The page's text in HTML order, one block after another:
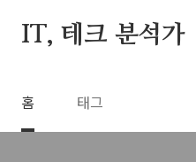
IT, 테크 분석가
홈 태그